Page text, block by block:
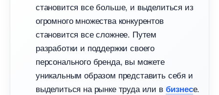
становится все больше, и выделиться из
огромного множества конкуренто
становится все сложнее. Путем
разработки и поддержки своего
персонального бренда, вы можете
уникальным образом представить себя и
ыделиться на рынке труда или изнесе.